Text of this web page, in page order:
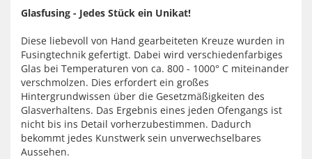
Glasfusing - Jedes Stück ein Unikat!
Diese liebevoll von Hand gearbeiteten Kreuze wurden in
Fusingtechnik gefertigt. Dabei wird verschiedenfarbiges
Glas bei Temperaturen von ca. 800 - 1000° C miteinander
verschmolzen. Dies erfordert ein großes
Hintergrundwissen über die Gesetzmäßigkeiten des
Glasverhaltens. Das Ergebnis eines jeden Ofengangs ist
nicht bis ins Detail vorherzubestimmen. Dadurch
bekommt jedes Kunstwerk sein unverwechselbares
Aussehen.